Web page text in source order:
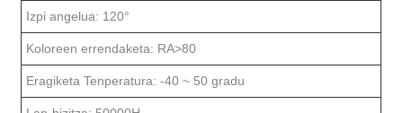
Izpi angelua: 120°
Koloreen errendaketa: RA>80
Eragiketa Tenperatura: -40 ~ 50 gradu